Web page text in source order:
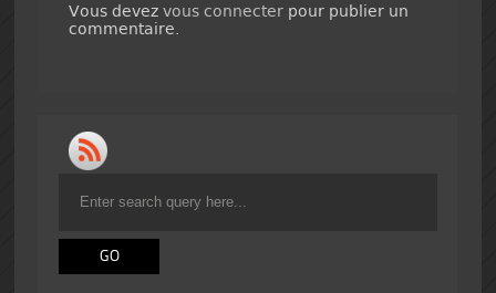
Vous devez vous connecterpour publier un
commentaire.